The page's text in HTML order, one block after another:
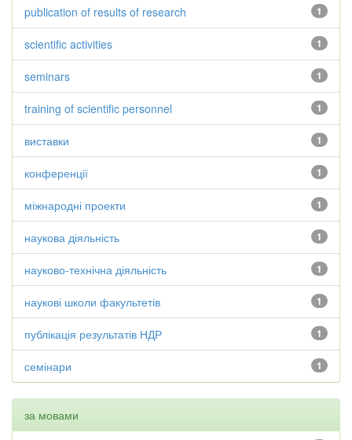
1
publication of results of research
1
scientific activities
1
seminars
1
training of scientific personnel
1
виставки
1
конференції
1
міжнародні проекти
1
наукова діяльність
1
науково-технічна діяльність
1
наукові школи факультетів
1
публікація результатів НДР
1
семінари
за мовами